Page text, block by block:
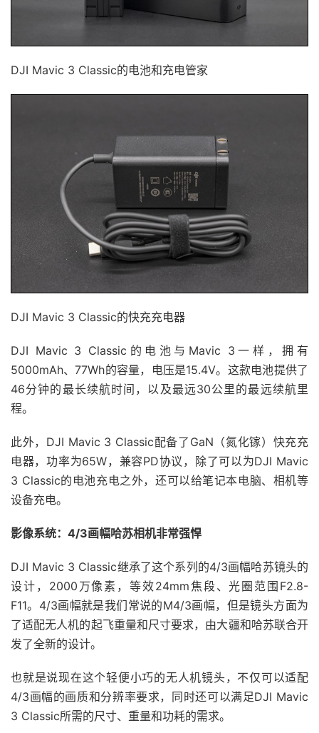
DJI Mavic 3 Classic的电池和充电管家
DJI Mavic 3 Classic的快充充电器
DJI Mavic 3 Classic的电池与Mavic 3一样，拥有
5000mAh、77Wh的容量，电压是15.4V。这款电池提供了
46分钟的最长续航时间，以及最远30公里的最远续航里
程。
此外，DJI Mavic 3 Classic配备了GaN（氮化镓）快充充
电器，功率为65W，兼容PD协议，除了可以为DJI Mavic
3 Classic的电池充电之外，还可以给笔记本电脑、相机等
设备充电。
影像系统：4/3画幅哈苏相机非常强悍
DJI Mavic 3 Classic继承了这个系列的4/3画幅哈苏镜头的
设计，2000万像素，等效24mm焦段、光圈范围F2.8-
F11。4/3画幅就是我们常说的M4/3画幅，但是镜头方面为
了适配无人机的起飞重量和尺寸要求，由大疆和哈苏联合开
发了全新的设计。
也就是说现在这个轻便小巧的无人机镜头，不仅可以适配
4/3画幅的画质和分辨率要求，同时还可以满足DJI Mavic
3 Classic所需的尺寸、重量和功耗的需求。